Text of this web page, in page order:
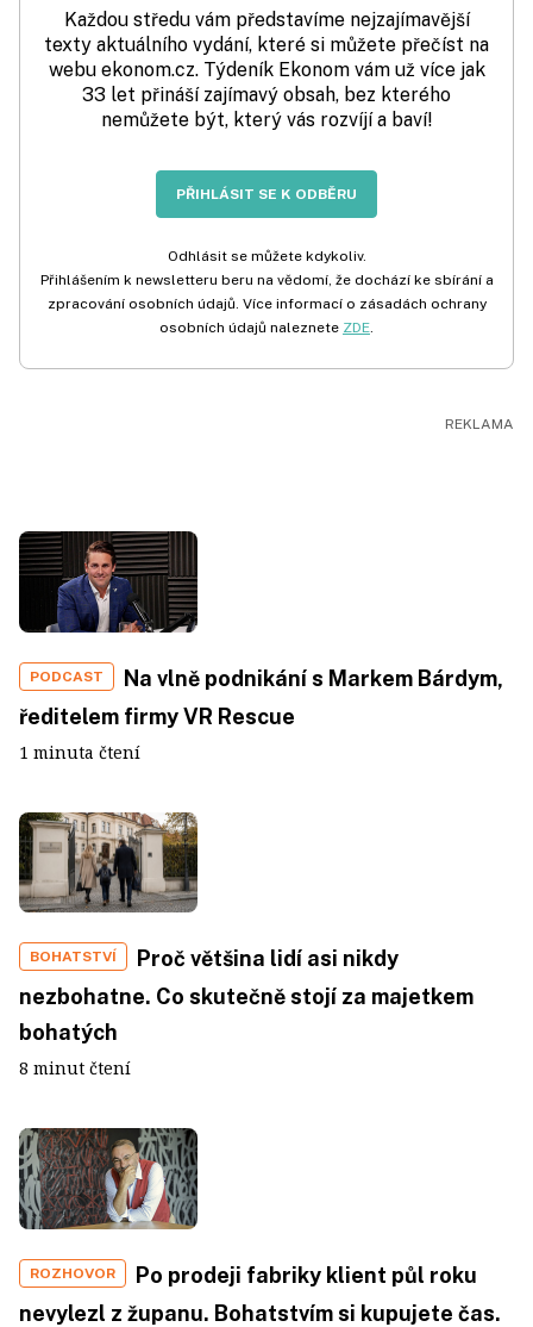
Každou středu vám představíme nejzajímavější
texty aktuálního vydání, které si můžete přečíst na
webu ekonom.cz. Týdeník Ekonom vám už více jak
33 let přináší zajímavý obsah, bez kterého
nemůžete být, který vás rozvíjí a baví!
PŘIHLÁSIT SE K ODBĚRU
Odhlásit se můžete kdykoliv.
Přihlášením k newsletteru beru na vědomí, že dochází ke sbírání a
zpracování osobních údajů. Více informací o zásadách ochrany
osobních údajů naleznete ZDE.
PODCAST
Na vlně podnikání s Markem Bárdym,
ředitelem firmy VR Rescue
1 minuta čtení
BOHATSTVÍ
Proč většina lidí asi nikdy
nezbohatne. Co skutečně stojí za majetkem
bohatých
8 minut čtení
ROZHOVOR
Po prodeji fabriky klient půl roku
nevylezl z županu. Bohatstvím si kupujete čas.